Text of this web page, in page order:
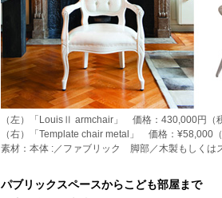
（左）「LouisⅡ armchair」 価格：430,000円
（右）「Template chair metal」 価格：
素材：本体 :／ファブリック 脚部／木製もしく
パブリックスペースからこども部屋まで